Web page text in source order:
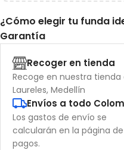
¿Cómo elegir tu funda
Garantía
Recoger en tienda
Recoge en nuestra tienda
Laureles, Medellín
Envíos a todo
Los gastos de envío se
calcularán en la página de
pagos.